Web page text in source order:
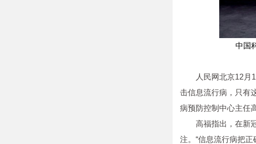
中国
人民网北京12月
击信息流行病，只有
病预防控制中心主任
高福指出，在新
注。“信息流行病把